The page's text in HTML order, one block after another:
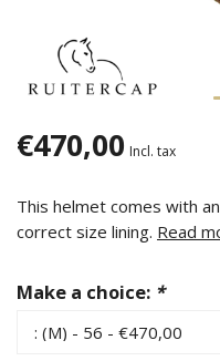
€470,00 Incl. tax
This helmet comes with
correct size lining. Read
Make a choice: *